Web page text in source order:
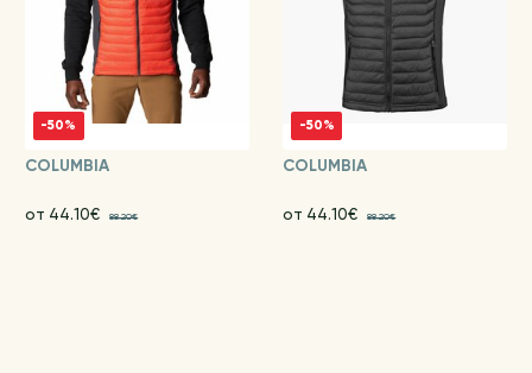
-50%
COLUMBIA
от 44.10€ 88.20€
-50%
COLUMBIA
от 44.10€ 88.20€